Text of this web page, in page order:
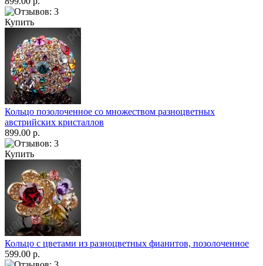
Купить
Кольцо позолоченное со множеством разноцветных
австрийских кристаллов
899.00 р.
Купить
Кольцо с цветами из разноцветных фианитов, позолоченное
599.00 р.